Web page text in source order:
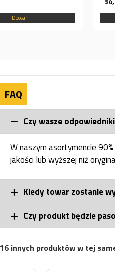
FAQ
Czy wasze
W naszym asortymencie
jakości lub wyższej niż
Kiedy towar zostanie
Czy produkt będzie
16 innych produktów w tej